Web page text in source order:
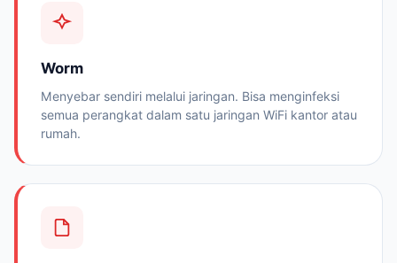
Worm
Menyebar sendiri melalui jaringan. Bisa menginfeksi
semua perangkat dalam satu jaringan WiFi kantor atau
rumah.